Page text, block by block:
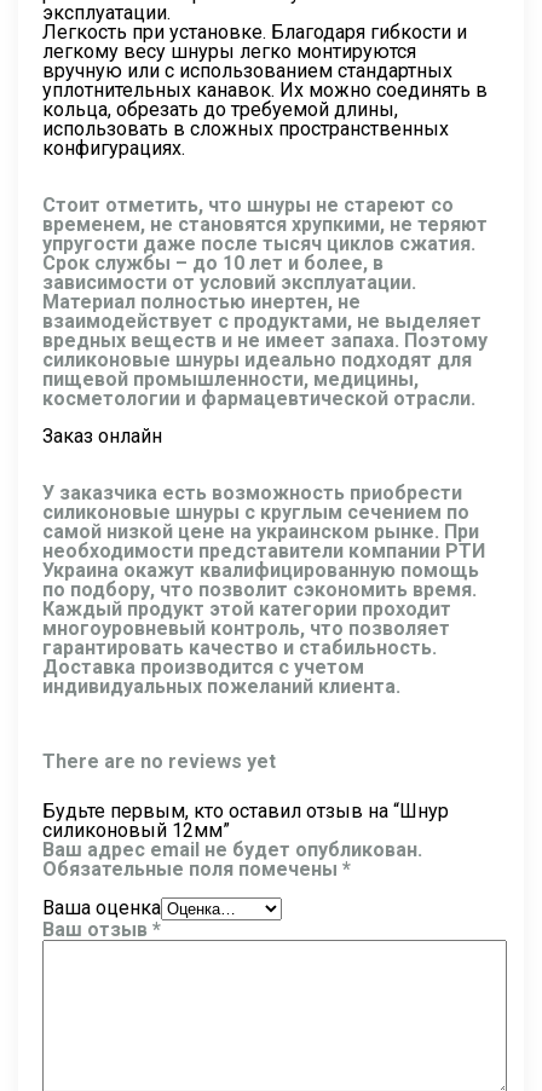
эксплуатации.
Легкость при установке. Благодаря гибкости и
легкому весу шнуры легко монтируются
вручную или с использованием стандартных
уплотнительных канавок. Их можно соединять в
кольца, обрезать до требуемой длины,
использовать в сложных пространственных
конфигурациях.
Стоит отметить, что шнуры не стареют со
временем, не становятся хрупкими, не теряют
упругости даже после тысяч циклов сжатия.
Срок службы – до 10 лет и более, в
зависимости от условий эксплуатации.
Материал полностью инертен, не
взаимодействует с продуктами, не выделяет
вредных веществ и не имеет запаха. Поэтому
силиконовые шнуры идеально подходят для
пищевой промышленности, медицины,
косметологии и фармацевтической отрасли.
Заказ онлайн
У заказчика есть возможность приобрести
силиконовые шнуры с круглым сечением по
самой низкой цене на украинском рынке. При
необходимости представители компании РТИ
Украина окажут квалифицированную помощь
по подбору, что позволит сэкономить время.
Каждый продукт этой категории проходит
многоуровневый контроль, что позволяет
гарантировать качество и стабильность.
Доставка производится с учетом
индивидуальных пожеланий клиента.
There are no reviews yet
Будьте первым, кто оставил отзыв на “Шнур
силиконовый 12мм”
Ваш адрес email не будет опубликован.
Обязательные поля помечены *
Ваша оценка
Ваш отзыв *